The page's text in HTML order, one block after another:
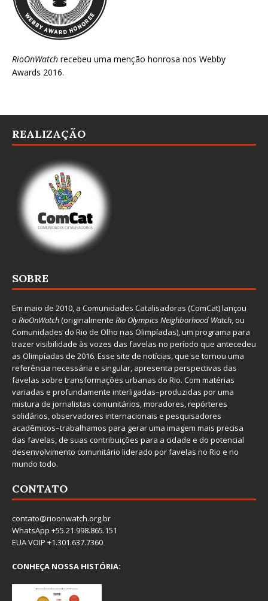
RioOnWatch recebeu uma menção honrosa nos Webby
Awards 2016.
REALIZAÇÃO
SOBRE
Em maio de 2010, a Comunidades Catalisadoras (ComCat) lançou
o RioOnWatch(originalmente Rio Olympics Neighborhood Watch, ou
Comunidades do Rio de Olho nas Olimpíadas), um programa para
trazer visibilidade às vozes das favelas no período que antecedeu
as Olimpíadas de 2016. Esse site de notícias, que se tornou uma
referência necessária e singular, apresenta perspectivas das
favelas sobre transformações urbanas do Rio. Com matérias
variadas e profundamente interligadas–produzidas por uma
mistura de jornalistas comunitários, moradores, repórteres
solidários, observadores internacionais e pesquisadores
acadêmicos–trabalhamos para gerar uma imagem mais precisa
das favelas, de suas contribuições para a cidade e do potencial
desenvolvimento comunitário liderado por favelas no Rio e no
mundo todo.
CONTATO
contato@rioonwatch.org.br
WhatsApp +55.21.998.865.151
EUA VOIP +1.301.637.7360
CONHEÇA NOSSA HISTÓRIA: